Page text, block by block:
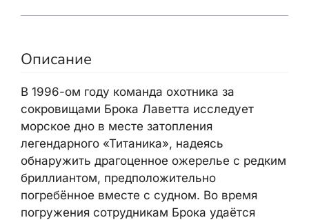
Описание
В 1996-ом году команда охотника за
сокровищами Брока Лаветта исследует
морское дно в месте затопления
легендарного «Титаника», надеясь
обнаружить драгоценное ожерелье с редким
бриллиантом, предположительно
погребённое вместе с судном. Во время
погружения сотрудникам Брока удаётся